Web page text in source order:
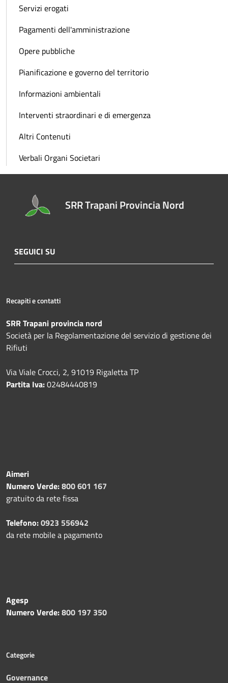
Servizi erogati
Pagamenti dell'amministrazione
Opere pubbliche
Pianificazione e governo del territorio
Informazioni ambientali
Interventi straordinari e di emergenza
Altri Contenuti
Verbali Organi Societari
SRR Trapani Provincia Nord
SEGUICI SU
Recapiti e contatti
SRR Trapani provincia nord
Società per la Regolamentazione del servizio di gestione dei
Rifiuti
Via Viale Crocci, 2, 91019 Rigaletta TP
Partita Iva:02484440819
Aimeri
Numero Verde:800 601 167
gratuito da rete fissa
Telefono:0923 556942
da rete mobile a pagamento
Agesp
Numero Verde:800 197 350
Categorie
Governance